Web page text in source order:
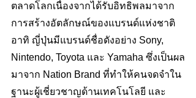
ตลาดโลกเนื่องจากได้รับอิทธิพลมาจาก
การสร้างอัตลักษณ์ของแบรนด์แห่งชาติ
อาทิ ญี่ปุ่นมีแบรนด์ชื่อดังอย่าง Sony,
Nintendo, Toyota และ Yamaha ซึ่งเป็นผล
มาจาก Nation Brand ที่ทำให้คนจดจำใน
ฐานะผู้เชี่ยวชาญด้านเทคโนโลยี และ